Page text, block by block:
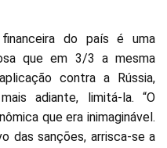
do país é uma
que em 3/3 a mesma
contra a Rússia,
adiante, limitá-la. “O
que era inimaginável.
das sanções, arrisca-se a